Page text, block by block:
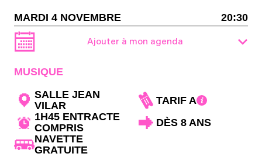
MARDI 4 NOVEMBRE 20:30
Ajouter à mon agenda
MUSIQUE
SALLE JEAN
VILAR
TARIF A
1H45 ENTRACTE
COMPRIS
DÈS 8 ANS
NAVETTE
GRATUITE